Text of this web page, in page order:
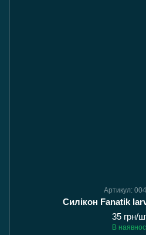
Артикул:
Силікон Fanatik
35 грн/
В